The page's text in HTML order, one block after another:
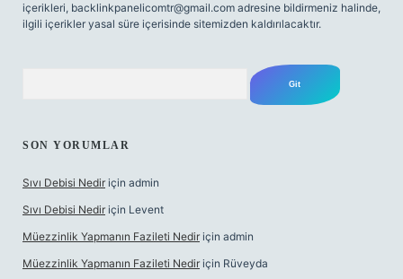
içerikleri, backlinkpanelicomtr@gmail.com adresine bildirmeniz halinde,
ilgili içerikler yasal süre içerisinde sitemizden kaldırılacaktır.
SON YORUMLAR
Sıvı Debisi Nedir için admin
Sıvı Debisi Nedir için Levent
Müezzinlik Yapmanın Fazileti Nedir için admin
Müezzinlik Yapmanın Fazileti Nedir için Rüveyda